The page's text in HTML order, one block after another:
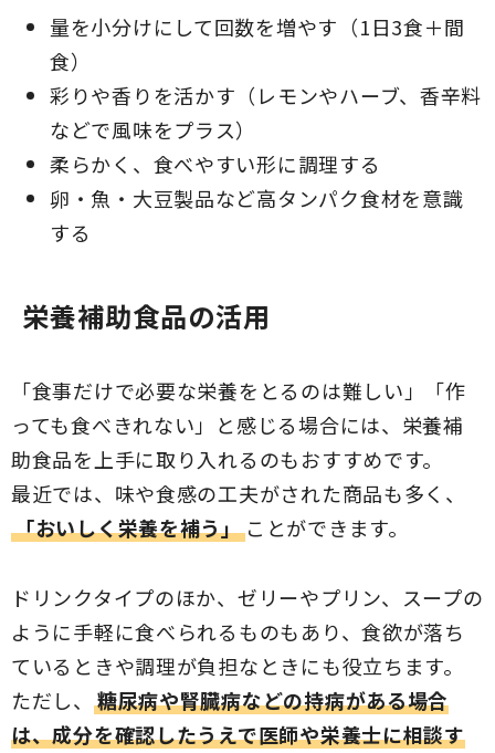
量を小分けにして回数を増やす（1日3食＋間
食）
彩りや香りを活かす（レモンやハーブ、香辛料
などで風味をプラス）
柔らかく、食べやすい形に調理する
卵・魚・大豆製品など高タンパク食材を意識
する
栄養補助食品の活用
「食事だけで必要な栄養をとるのは難しい」「作
っても食べきれない」と感じる場合には、栄養補
助食品を上手に取り入れるのもおすすめです。
最近では、味や食感の工夫がされた商品も多く、
「おいしく栄養を補う」ことができます。
ドリンクタイプのほか、ゼリーやプリン、スープの
ように手軽に食べられるものもあり、食欲が落ち
ているときや調理が負担なときにも役立ちます。
ただし、
糖尿病や腎臓病などの持病がある場合
は、成分を確認したうえで医師や栄養士に相談す